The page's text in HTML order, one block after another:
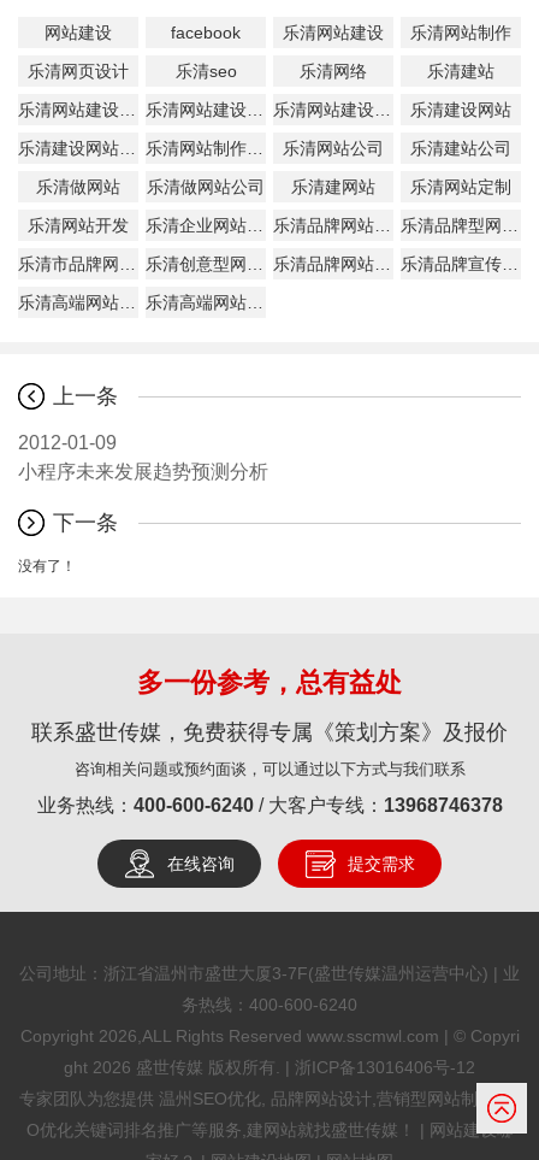
网站建设 facebook 乐清网站建设
乐清网站制作
乐清网页设计
乐清seo 乐清网络
乐清建站
乐清建设网站
乐清网站公司
乐清建站公司
乐清做网站
乐清做网站公司 乐清建网站
乐清网站定制
乐清网站开发
上一条
2012-01-09
小程序未来发展趋势预测分析
下一条
没有了！
多一份参考，总有益处
联系盛世传媒，免费获得专属《策划方案》及报价
咨询相关问题或预约面谈，可以通过以下方式与我们联系
业务热线： 400-600-6240/ 大客户专线： 13968746378
在线咨询 提交需求
公司地址：浙江省温州市盛世大厦3-7F(盛世传媒温州运营中心) | 业
务热线： 400-600-6240
Copyright 2026,ALL Rights Reserved www.sscmwl.com | © Copyri
ght 2026 盛世传媒 版权所有. | 浙ICP备13016406号-12
专家团队为您提供 温州SEO优化, 品牌网站设计,营销型网站制作,SE
O优化关键词排名推广等服务,建网站就找盛世传媒！ | 网站建设哪